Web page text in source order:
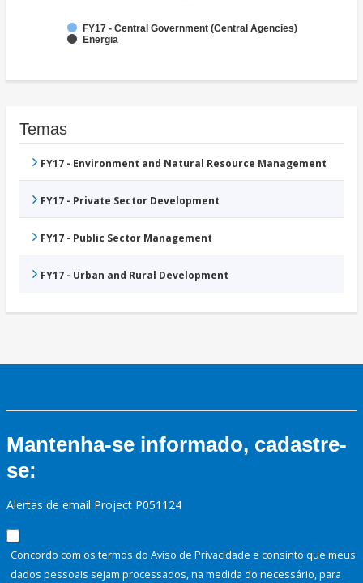
FY17 - Central Government (Central Agencies)
Energia
Temas
FY17 - Environment and Natural Resource Management
FY17 - Private Sector Development
FY17 - Public Sector Management
FY17 - Urban and Rural Development
Mantenha-se informado, cadastre-
se:
Alertas de email Project P051124
Concordo com os termos do Aviso de Privacidade e consinto que meus
dados pessoais sejam processados, na medida do necessário, para